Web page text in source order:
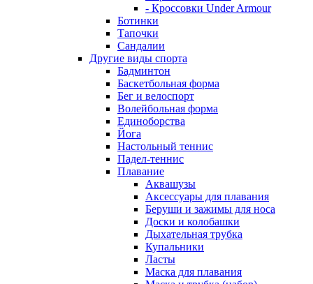
- Кроссовки Under Armour
Ботинки
Тапочки
Сандалии
Другие виды спорта
Бадминтон
Баскетбольная форма
Бег и велоспорт
Волейбольная форма
Единоборства
Йога
Настольный теннис
Падел-теннис
Плавание
Аквашузы
Аксессуары для плавания
Беруши и зажимы для носа
Доски и колобашки
Дыхательная трубка
Купальники
Ласты
Маска для плавания